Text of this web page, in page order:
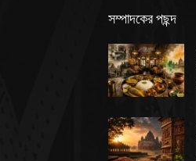
সম্পাদকের পছন্দ